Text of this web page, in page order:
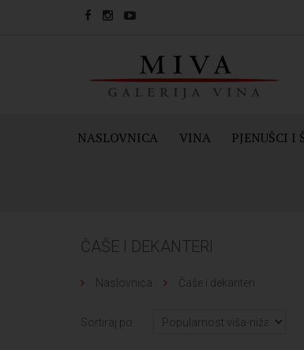
NASLOVNICA VINA PJENUŠCI I
ČAŠE I DEKANTERI
Naslovnica Čaše i dekanteri
Sortiraj po